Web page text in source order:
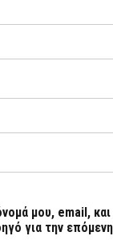
μου, email,
για την